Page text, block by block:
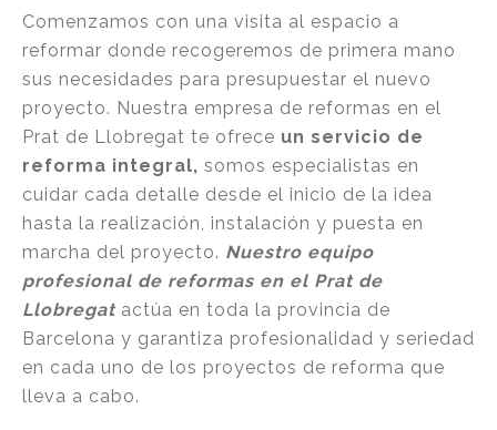
Comenzamos con una visita al espacio a
reformar donde recogeremos de primera mano
sus necesidades para presupuestar el nuevo
proyecto. Nuestra empresa de reformas en el
Prat de Llobregat te ofrece un servicio de
reforma integral, somos especialistas en
cuidar cada detalle desde el inicio de la idea
hasta la realización, instalación y puesta en
marcha del proyecto. Nuestro equipo
profesional de reformas en el Prat de
Llobregatactúa en toda la provincia de
Barcelona y garantiza profesionalidad y seriedad
en cada uno de los proyectos de reforma que
lleva a cabo.